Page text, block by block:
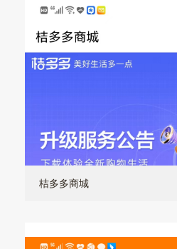
桔多多商城